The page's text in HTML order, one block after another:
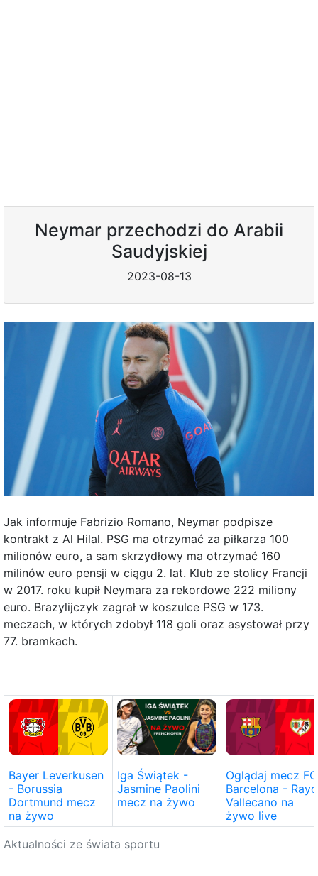
Neymar przechodzi do Arabii
Saudyjskiej
2023-08-13
Jak informuje Fabrizio Romano, Neymar podpisze
kontrakt z Al Hilal. PSG ma otrzymać za piłkarza 100
milionów euro, a sam skrzydłowy ma otrzymać 160
milinów euro pensji w ciągu 2. lat. Klub ze stolicy Francji
w 2017. roku kupił Neymara za rekordowe 222 miliony
euro. Brazylijczyk zagrał w koszulce PSG w 173.
meczach, w których zdobył 118 goli oraz asystował przy
77. bramkach.
Aktualności ze świata sportu
Bayer Leverkusen
- Borussia
Dortmund mecz
na żywo
Iga Świątek -
Jasmine Paolini
mecz na żywo
Oglądaj mecz FC
Barcelona - Rayo
Vallecano na
żywo live